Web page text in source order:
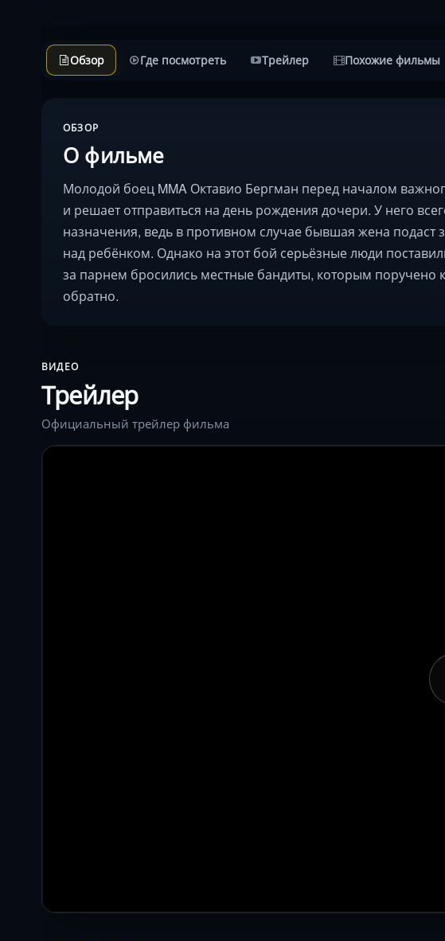
Обзор Где посмотреть Трейлер Похожие фильмы
ОБЗОР
О фильме
Молодой боец MMA Октавио Бергман перед началом
и решает отправиться на день рождения дочери. У него
назначения, ведь в противном случае бывшая жена подаст
над ребёнком. Однако на этот бой серьёзные люди
за парнем бросились местные бандиты, которым поручено
обратно.
ВИДЕО
Трейлер
Официальный трейлер фильма